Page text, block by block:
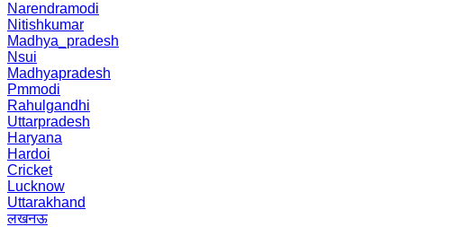
Narendramodi
Nitishkumar
Madhya_pradesh
Nsui
Madhyapradesh
Pmmodi
Rahulgandhi
Uttarpradesh
Haryana
Hardoi
Cricket
Lucknow
Uttarakhand
लखनऊ